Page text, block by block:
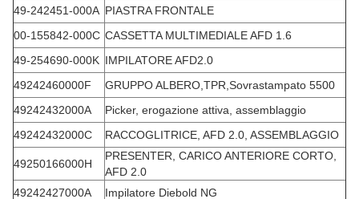
49-242451-000A PIASTRA FRONTALE
00-155842-000C CASSETTA MULTIMEDIALE AFD 1.6
49-254690-000K IMPILATORE AFD2.0
49242460000F
GRUPPO ALBERO,TPR,Sovrastampato 5500
49242432000A
Picker, erogazione attiva, assemblaggio
49242432000C
RACCOGLITRICE, AFD 2.0, ASSEMBLAGGIO
49250166000H
PRESENTER, CARICO ANTERIORE CORTO,
AFD 2.0
49242427000A
Impilatore Diebold NG